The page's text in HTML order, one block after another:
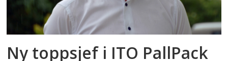
Ny toppsjef i ITO PallPack